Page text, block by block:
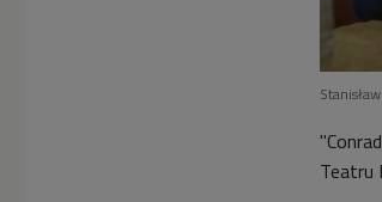
Teatru